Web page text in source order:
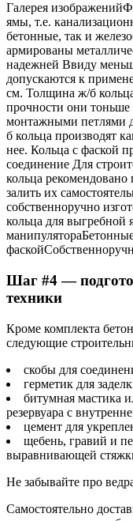
Галерея
ямы, т.е.
бетонные, так и
армированы
надежней Ввиду
допускаются к
см. Толщина ж/б
прочности они
монтажными петлями
б кольца производят
нее. Кольца с фаской
соединение Для
кольца
залить их
собственноручно
кольца для
Шаг #4 —
техники
Кроме комплекта
следующие
скобы для
герметик для
битумная мастика
резервуара с
цемент для
щебень, гравий и
выравнивающей
Не забывайте про
Самостоятельно